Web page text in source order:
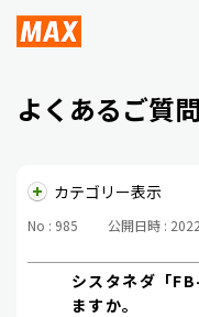
よくあるご質
カテゴリー表示
No : 985 公開日時 :
シスタネダ「
ますか。